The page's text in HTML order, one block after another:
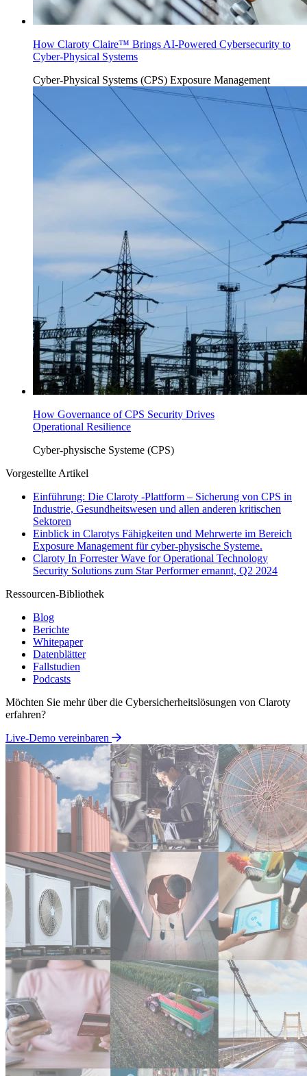
How Claroty Claire™ Brings AI-Powered Cybersecurity to
Cyber-Physical Systems
Cyber-Physical Systems (CPS) Exposure Management
How Governance of CPS Security Drives
Operational Resilience
Cyber-physische Systeme (CPS)
Vorgestellte Artikel
Einführung: Die Claroty -Plattform – Sicherung von CPS in
Industrie, Gesundheitswesen und allen anderen kritischen
Sektoren
Einblick in Clarotys Fähigkeiten und Mehrwerte im Bereich
Exposure Management für cyber-physische Systeme.
Claroty In Forrester Wave for Operational Technology
Security Solutions zum Star Performer ernannt, Q2 2024
Ressourcen-Bibliothek
Blog
Berichte
Whitepaper
Datenblätter
Fallstudien
Podcasts
Möchten Sie mehr über die Cybersicherheitslösungen von Claroty
erfahren?
Live-Demo vereinbaren